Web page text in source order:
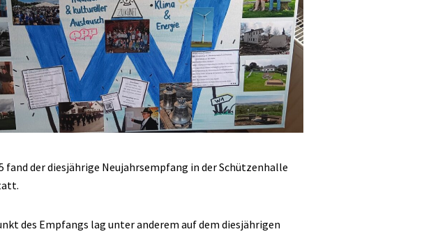
fand der diesjährige Neujahrsempfang in der Schützenhalle
des Empfangs lag unter anderem auf dem diesjährigen